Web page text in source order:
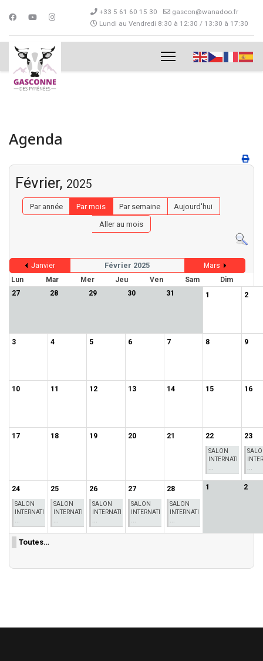
+33 5 61 60 15 30
gascon@wanadoo.fr
Lundi au Vendredi 8:30 à 12:30 / 13:30 à 17:30
Agenda
Février, 2025
Par année Par mois Par semaine
Aujourd'hui
Aller au mois
Janvier Février 2025
Mars
Lun
Mar Mer Jeu Ven Sam
Dim
27
28 29 30 31 1 2
3 4 5 6 7 8 9
10 11 12 13 14 15 16
17 18 19 20 21 22
SALON
INTERNATI
23
24
SALON
INTERNATI
25
SALON
INTERNATI
26
SALON
INTERNATI
27
SALON
INTERNATI
28
SALON
INTERNATI
1 2
Toutes…